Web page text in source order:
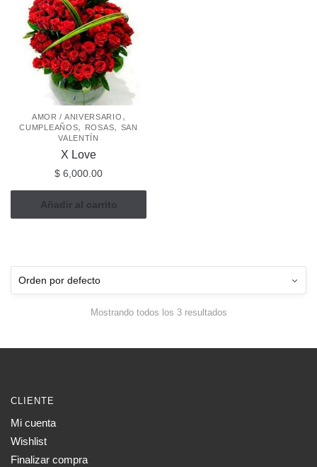
AMOR / ANIVERSARIO ,
CUMPLEAÑOS, ROSAS, SAN
VALENTÍN
X Love
$ 6,000.00
Añadir al carrito
Mostrando todos los 3 resultados
CLIENTE
Mi cuenta
Wishlist
Finalizar compra